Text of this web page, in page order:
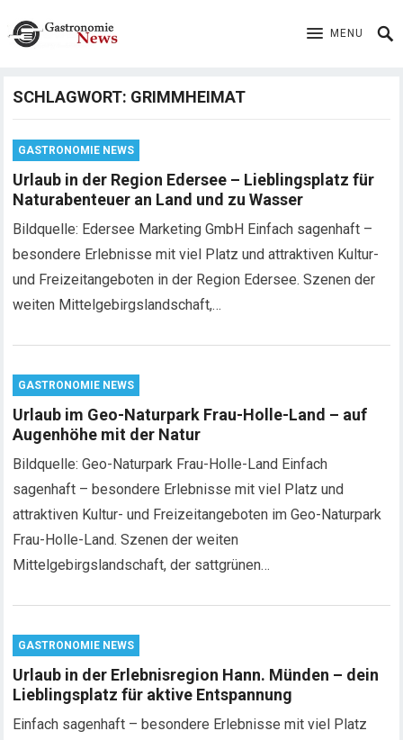
MENU
SCHLAGWORT: GRIMMHEIMAT
GASTRONOMIE NEWS
Urlaub in der Region Edersee – Lieblingsplatz für
Naturabenteuer an Land und zu Wasser
Bildquelle: Edersee Marketing GmbH Einfach sagenhaft –
besondere Erlebnisse mit viel Platz und attraktiven Kultur-
und Freizeitangeboten in der Region Edersee. Szenen der
weiten Mittelgebirgslandschaft,…
GASTRONOMIE NEWS
Urlaub im Geo-Naturpark Frau-Holle-Land – auf
Augenhöhe mit der Natur
Bildquelle: Geo-Naturpark Frau-Holle-Land Einfach
sagenhaft – besondere Erlebnisse mit viel Platz und
attraktiven Kultur- und Freizeitangeboten im Geo-Naturpark
Frau-Holle-Land. Szenen der weiten
Mittelgebirgslandschaft, der sattgrünen…
GASTRONOMIE NEWS
Urlaub in der Erlebnisregion Hann. Münden – dein
Lieblingsplatz für aktive Entspannung
Einfach sagenhaft – besondere Erlebnisse mit viel Platz